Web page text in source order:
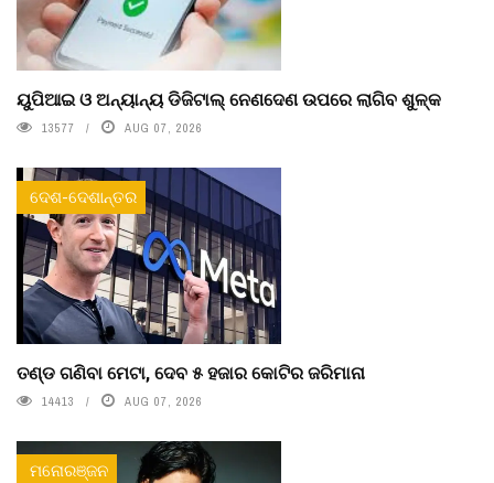
ୟୁପିଆଇ ଓ ଅନ୍ୟାନ୍ୟ ଡିଜିଟାଲ୍ ନେଣଦେଣ ଉପରେ ଲାଗିବ ଶୁଳ୍କ
13577 AUG 07, 2026
ଦେଶ-ଦେଶାନ୍ତର
ତଣ୍ଡ ଗଣିବା ମେଟା, ଦେବ ୫ ହଜାର କୋଟିର ଜରିମାନା
14413 AUG 07, 2026
ମନୋରଞ୍ଜନ